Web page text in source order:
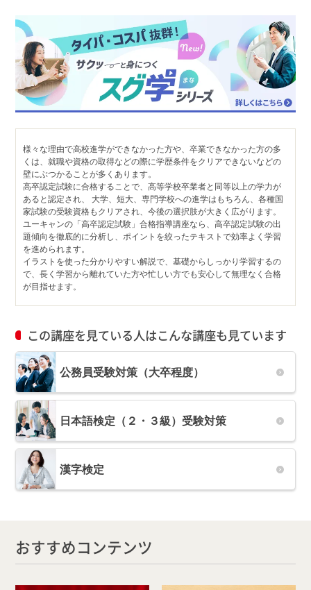
様々な理由で高校進学ができなかった方や、卒業できなかった方の多
くは、就職や資格の取得などの際に学歴条件をクリアできないなどの
壁にぶつかることが多くあります。
高卒認定試験に合格することで、高等学校卒業者と同等以上の学力が
あると認定され、 大学、短大、専門学校への進学はもちろん、各種国
家試験の受験資格もクリアされ、今後の選択肢が大きく広がります。
ユーキャンの「高卒認定試験」合格指導講座なら、高卒認定試験の出
題傾向を徹底的に分析し、ポイントを絞ったテキストで効率よく学習
を進められます。
イラストを使った分かりやすい解説で、基礎からしっかり学習するの
で、長く学習から離れていた方や忙しい方でも安心して無理なく合格
が目指せます。
この講座を見ている人はこんな講座も見ています
公務員受験対策（大卒程度）
日本語検定（２・３級）受験対策
漢字検定
おすすめコンテンツ